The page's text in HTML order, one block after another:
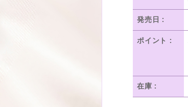
発売日 :
ポイント :
在庫 :